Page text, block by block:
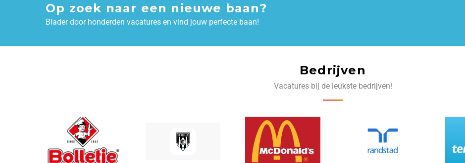
Op zoek naar een nieuwe baan?
Blader door honderden vacatures en vind jouw perfecte baan!
Bedrijven
Vacatures bij de leukste bedrijven!